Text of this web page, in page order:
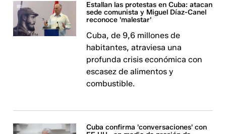
Estallan las protestas en Cuba: atacan
sede comunista y Miguel Díaz-Canel
reconoce 'malestar'
Cuba, de 9,6 millones de
habitantes, atraviesa una
profunda crisis económica con
escasez de alimentos y
combustible.
Cuba confirma 'conversaciones' con